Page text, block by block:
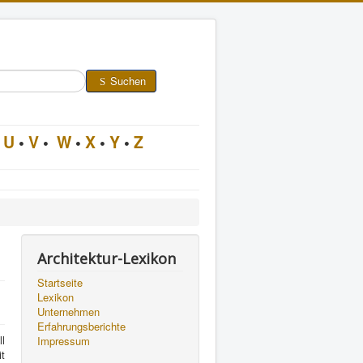
Suchen
U • V • W • X • Y • Z
Architektur-Lexikon
Startseite
Lexikon
Unternehmen
Erfahrungsberichte
Impressum